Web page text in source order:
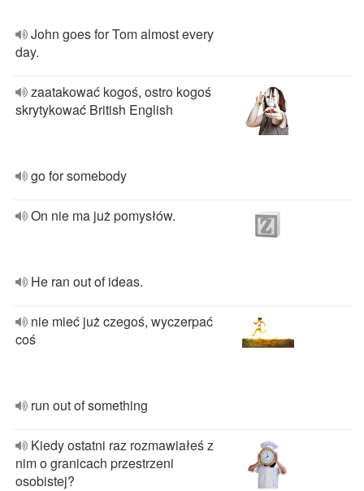
John goes for Tom almost every
day.
zaatakować kogoś, ostro kogoś
skrytykować British English
go for somebody
On nie ma już pomysłów.
He ran out of ideas.
nie mieć już czegoś, wyczerpać
coś
run out of something
Kiedy ostatni raz rozmawiałeś z
nim o granicach przestrzeni
osobistej?